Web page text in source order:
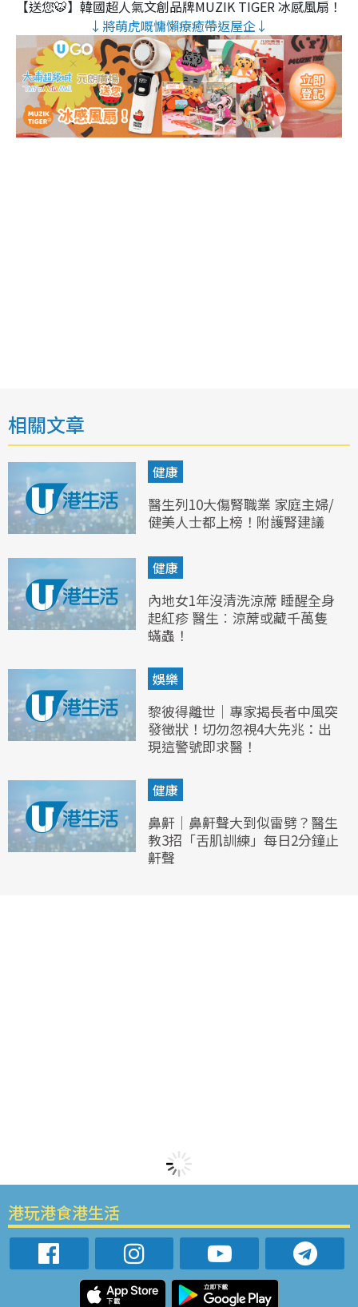
【送您🐯】韓國超人氣文創品牌MUZIK TIGER 冰感風扇！
↓將萌虎嘅慵懶療癒帶返屋企↓
相關文章
健康
醫生列10大傷腎職業 家庭主婦/
健美人士都上榜！附護腎建議
健康
內地女1年沒清洗涼蓆 睡醒全身
起紅疹 醫生︰涼蓆或藏千萬隻
蟎蟲！
娛樂
黎彼得離世｜專家揭長者中風突
發徵狀！切勿忽視4大先兆：出
現這警號即求醫！
健康
鼻鼾｜鼻鼾聲大到似雷劈？醫生
教3招「舌肌訓練」每日2分鐘止
鼾聲
港玩港食港生活